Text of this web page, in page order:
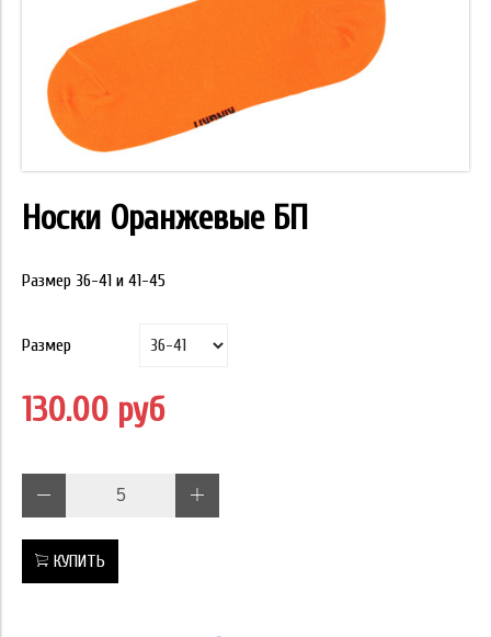
Носки Оранжевые БП
Размер 36-41 и 41-45
Размер
130.00 руб
КУПИТЬ